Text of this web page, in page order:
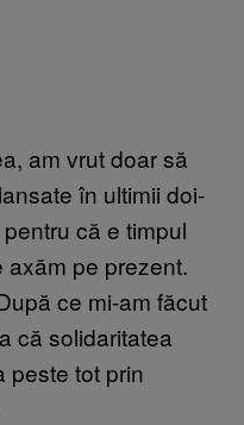
am vrut doar să
în ultimii doi-
că e timpul
axăm pe prezent.
ce mi-am făcut
că solidaritatea
peste tot prin